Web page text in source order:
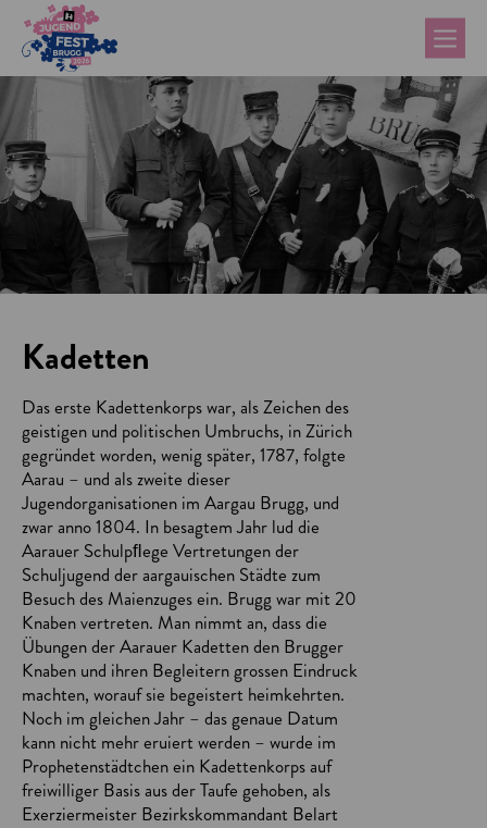
Kadetten
Das erste Kadettenkorps war, als Zeichen des
geistigen und politischen Umbruchs, in Zürich
gegründet worden, wenig später, 1787, folgte
Aarau – und als zweite dieser
Jugendorganisationen im Aargau Brugg, und
zwar anno 1804. In besagtem Jahr lud die
Aarauer Schulpﬂege Vertretungen der
Schuljugend der aargauischen Städte zum
Besuch des Maienzuges ein. Brugg war mit 20
Knaben vertreten. Man nimmt an, dass die
Übungen der Aarauer Kadetten den Brugger
Knaben und ihren Begleitern grossen Eindruck
machten, worauf sie begeistert heimkehrten.
Noch im gleichen Jahr – das genaue Datum
kann nicht mehr eruiert werden – wurde im
Prophetenstädtchen ein Kadettenkorps auf
freiwilliger Basis aus der Taufe gehoben, als
Exerziermeister Bezirkskommandant Belart